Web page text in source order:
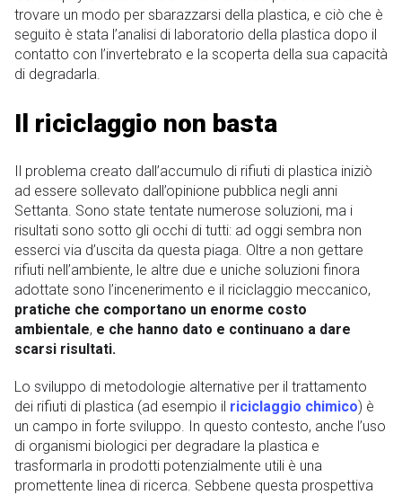
trovare un modo per sbarazzarsi della plastica, e ciò che è
seguito è stata l’analisi di laboratorio della plastica dopo il
contatto con l’invertebrato e la scoperta della sua capacità
di degradarla.
Il riciclaggio non basta
Il problema creato dall’accumulo di rifiuti di plastica iniziò
ad essere sollevato dall’opinione pubblica negli anni
Settanta. Sono state tentate numerose soluzioni, ma i
risultati sono sotto gli occhi di tutti: ad oggi sembra non
esserci via d’uscita da questa piaga. Oltre a non gettare
rifiuti nell’ambiente, le altre due e uniche soluzioni finora
adottate sono l’incenerimento e il riciclaggio meccanico,
pratiche che comportano un enorme costo
ambientale, e che hanno dato e continuano a dare
scarsi risultati.
Lo sviluppo di metodologie alternative per il trattamento
dei rifiuti di plastica (ad esempio il riciclaggio chimico) è
un campo in forte sviluppo. In questo contesto, anche l’uso
di organismi biologici per degradare la plastica e
trasformarla in prodotti potenzialmente utili è una
promettente linea di ricerca. Sebbene questa prospettiva